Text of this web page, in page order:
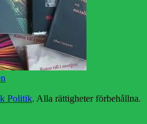
Politik. Alla rättigheter förbehållna.